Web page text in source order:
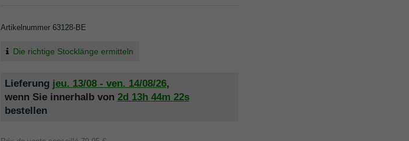
Artikelnummer 63128-BE
Die richtige Stocklänge ermitteln
Lieferung jeu. 13/08 - ven. 14/08/26,
wenn Sie innerhalb von 2d 13h 44m 21s
bestellen